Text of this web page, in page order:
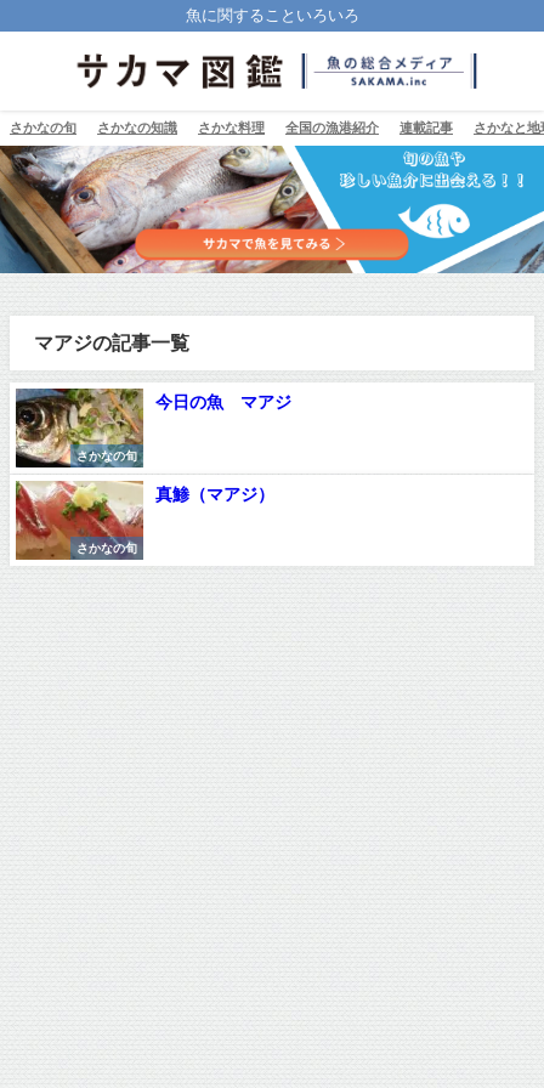
魚に関することいろいろ
さかなの旬 さかなの知識 さかな料理 全国の漁港紹介 連載記事 さかなと地
マアジの記事一覧
さかなの旬
今日の魚 マアジ
さかなの旬
真鯵（マアジ）